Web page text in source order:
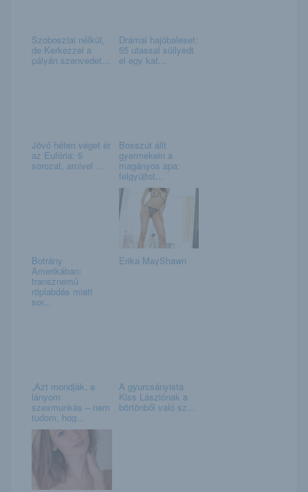
Szoboszlai nélkül,
de Kerkezzel a
pályán szenvedet...
Drámai hajóbaleset:
55 utassal süllyedt
el egy kat...
Jövő héten véget ér
az Eufória: 5
sorozat, amivel ...
Bosszút állt
gyermekein a
magányos apa:
felgyújtot...
Botrány
Amerikában:
transznemű
röplabdás miatt
sor...
Erika MayShawn
„Azt mondják, a
lányom
szexmunkás – nem
tudom, hog...
A gyurcsányista
Kiss Lászlónak a
börtönből való sz...